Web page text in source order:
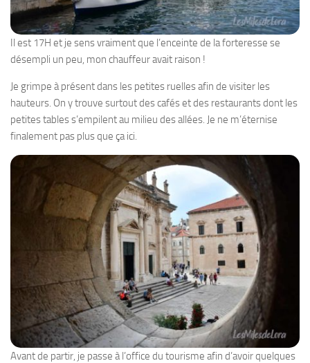
Il est 17H et je sens vraiment que l’enceinte de la forteresse se
désempli un peu, mon chauffeur avait raison !
Je grimpe à présent dans les petites ruelles afin de visiter les
hauteurs. On y trouve surtout des cafés et des restaurants dont les
petites tables s’empilent au milieu des allées. Je ne m’éternise
finalement pas plus que ça ici.
Avant de partir, je passe à l’office du tourisme afin d’avoir quelques